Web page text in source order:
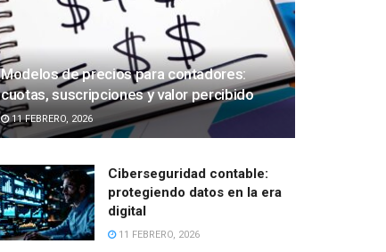
Modelos de precios para contadores:
cuotas, suscripciones y valor percibido
11 FEBRERO, 2026
Ciberseguridad contable:
protegiendo datos en la era
digital
11 FEBRERO, 2026